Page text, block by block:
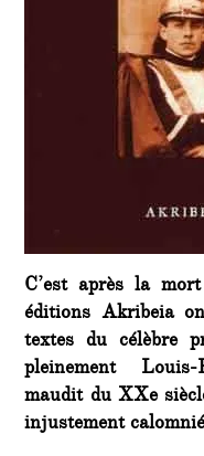
C’est après la
éditions Akribeia
textes du célèbre
pleinement
maudit du XXe
injustement